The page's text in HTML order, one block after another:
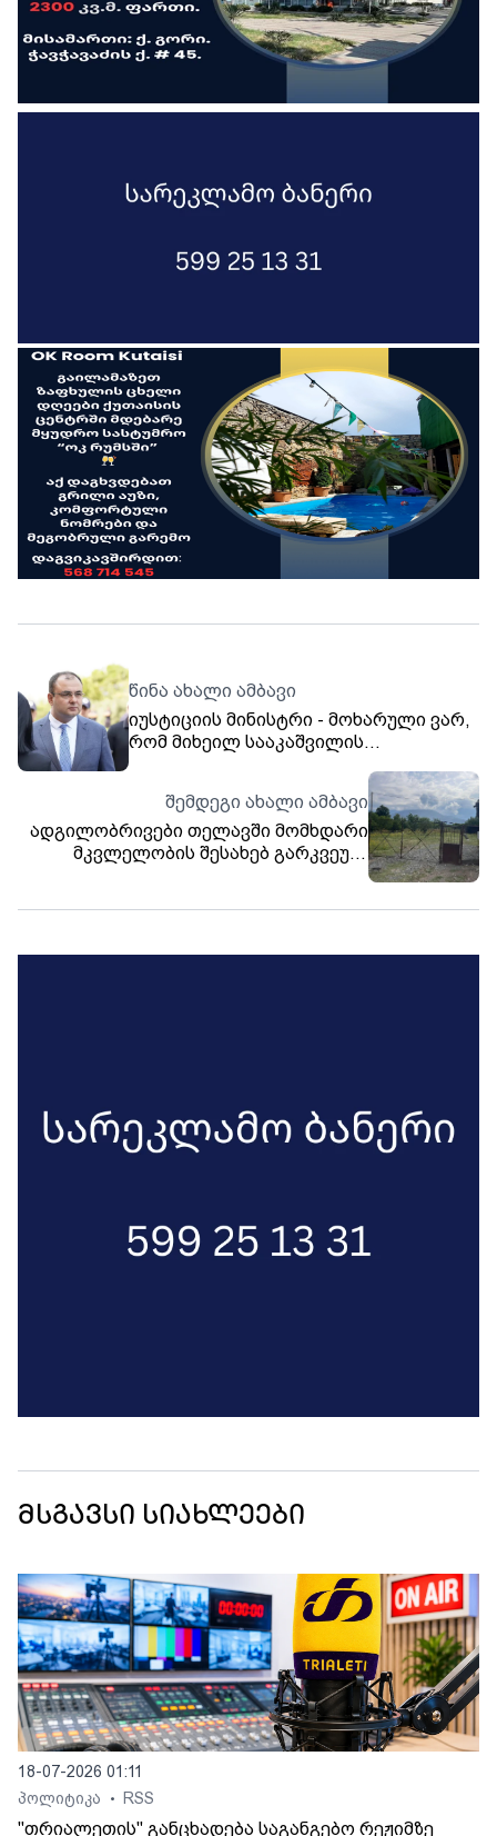
წინა ახალი ამბავი
იუსტიციის მინისტრი - მოხარული ვარ,
რომ მიხეილ სააკაშვილის
მკვეთრად გაუმჯობესებული, მინდა
ვუსურვო მყარი ჯანმრთელობა! -
სიტუაციას აფასებენ ექიმები და როცა
მათი მხრიდან მზაობა იქნება,
შემდეგი ახალი ამბავი
ადგილობრივები თელავში მომხდარი
მკვლელობის შესახებ გარკვეულ
მსგავსი სიახლეები
18-07-2026 01:11
პოლიტიკა
• RSS
"თრიალეთის" განცხადება საგანგებო რეჟიმზე